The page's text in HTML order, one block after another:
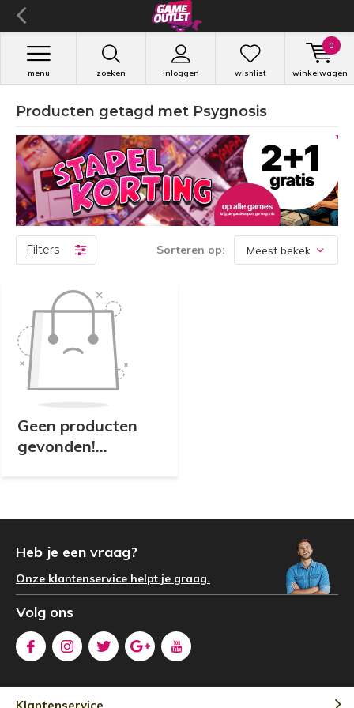
zoeken inloggen
menu wishlist winkelwagen
0
Producten getagd met Psygnosis
Filters Sorteren op:
Geen producten
gevonden!...
Heb je een vraag?
Onze klantenservice helpt je graag.
Volg ons